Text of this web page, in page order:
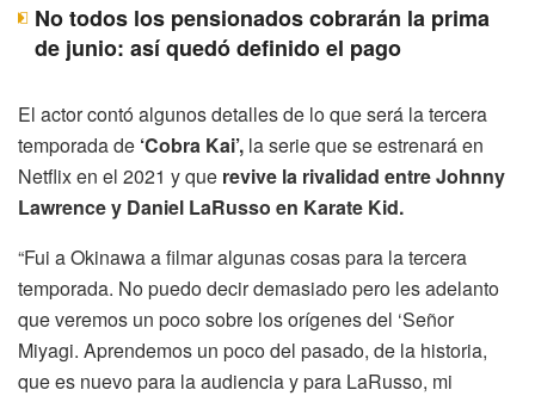
No todos los pensionados cobrarán la prima
de junio: así quedó definido el pago
El actor contó algunos detalles de lo que será la tercera
temporada de ‘Cobra Kai’, la serie que se estrenará en
Netflix en el 2021 y que revive la rivalidad entre Johnny
Lawrence y Daniel LaRusso en Karate Kid.
“Fui a Okinawa a filmar algunas cosas para la tercera
temporada. No puedo decir demasiado pero les adelanto
que veremos un poco sobre los orígenes del ‘Señor
Miyagi. Aprendemos un poco del pasado, de la historia,
que es nuevo para la audiencia y para LaRusso, mi